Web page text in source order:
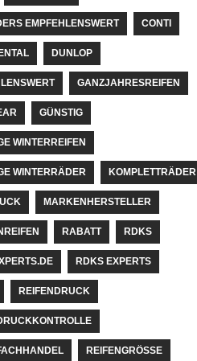
EMPFEHLENSWERT CONTI
DUNLOP
GANZJAHRESREIFEN
GÜNSTIG
WINTERREIFEN
WINTERRÄDER KOMPLETTRÄDER
MARKENHERSTELLER
RABATT RDKS
RDKS EXPERTS
REIFENDRUCK
REIFENGRÖSSE